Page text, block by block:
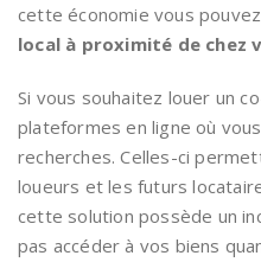
cette économie vous pouvez
local à proximité de chez
Si vous souhaitez louer un
plateformes en ligne où
recherches. Celles-ci
loueurs et les futurs
cette solution possède un
pas accéder à vos biens